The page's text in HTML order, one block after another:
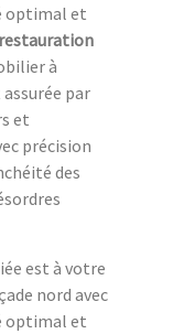
optimal et
restauration
à
par
et
précision
des
est à votre
nord avec
optimal et